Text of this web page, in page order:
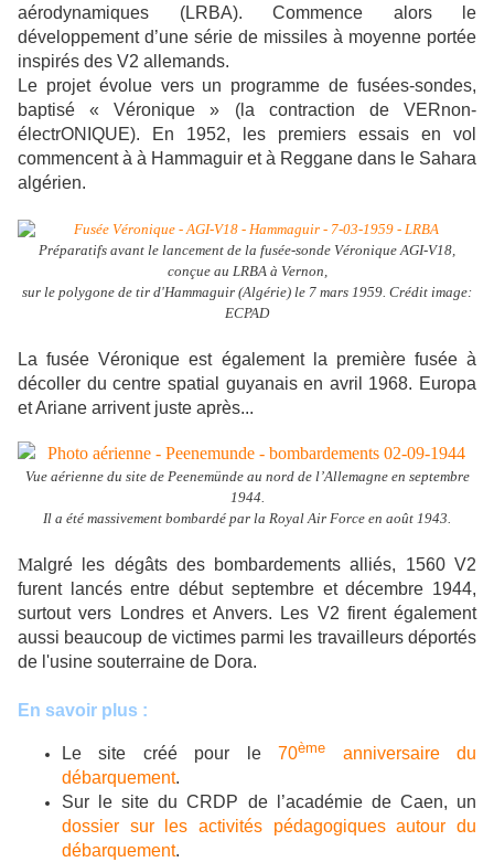
aérodynamiques (LRBA). Commence alors le
développement d’une série de missiles à moyenne portée
inspirés des V2 allemands.
Le projet évolue vers un programme de fusées-sondes,
baptisé « Véronique » (la contraction de VERnon-
électrONIQUE). En 1952, les premiers essais en vol
commencent à à Hammaguir et à Reggane dans le Sahara
algérien.
Préparatifs avant le lancement de la fusée-sonde Véronique AGI-V18,
conçue au LRBA à Vernon,
sur le polygone de tir d'Hammaguir (Algérie) le 7 mars 1959. Crédit image:
ECPAD
La fusée Véronique est également la première fusée à
décoller du centre spatial guyanais en avril 1968. Europa
et Ariane arrivent juste après...
Vue aérienne du site de Peenemünde au nord de l’Allemagne en septembre
1944.
Il a été massivement bombardé par la Royal Air Force en août 1943.
Malgré les dégâts des bombardements alliés, 1560 V2
furent lancés entre début septembre et décembre 1944,
surtout vers Londres et Anvers. Les V2 firent également
aussi beaucoup de victimes parmi les travailleurs déportés
de l'usine souterraine de Dora.
En savoir plus :
Le site créé pour le70ème anniversaire du
débarquement.
Sur le site du CRDP de l’académie de Caen, un
dossier sur les activités pédagogiques autour du
débarquement.